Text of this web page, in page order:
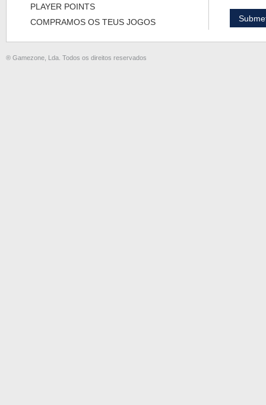
PLAYER POINTS
COMPRAMOS OS TEUS JOGOS
® Gamezone, Lda. Todos os direitos reservados